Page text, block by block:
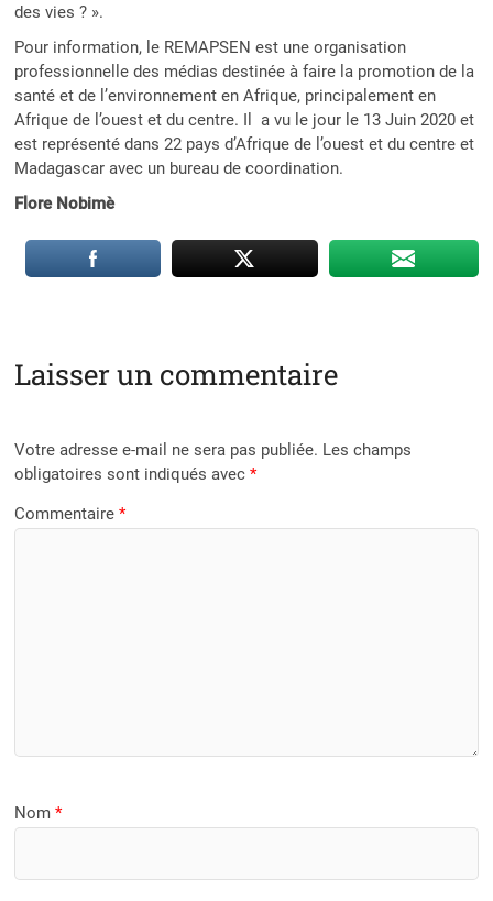
des vies ? ».
Pour information, le REMAPSEN est une organisation
professionnelle des médias destinée à faire la promotion de la
santé et de l’environnement en Afrique, principalement en
Afrique de l’ouest et du centre. Il a vu le jour le 13 Juin 2020 et
est représenté dans 22 pays d’Afrique de l’ouest et du centre et
Madagascar avec un bureau de coordination.
Flore Nobimè
Laisser un commentaire
Votre adresse e-mail ne sera pas publiée. Les champs
obligatoires sont indiqués avec*
Commentaire*
Nom*